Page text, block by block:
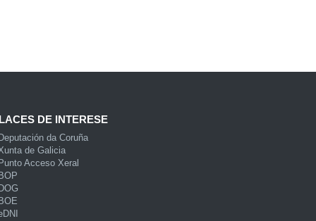
DE INTERESE
da Coruña
de Galicia
Acceso Xeral